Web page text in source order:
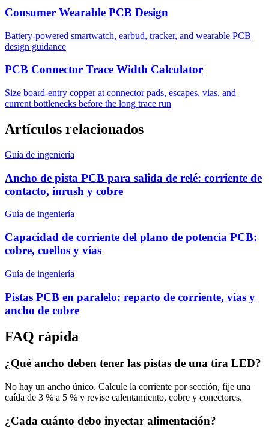
Consumer Wearable PCB Design
Battery-powered smartwatch, earbud, tracker, and wearable PCB
design guidance
PCB Connector Trace Width Calculator
Size board-entry copper at connector pads, escapes, vias, and
current bottlenecks before the long trace run
Artículos relacionados
Guía de ingeniería
Ancho de pista PCB para salida de relé: corriente de
contacto, inrush y cobre
Guía de ingeniería
Capacidad de corriente del plano de potencia PCB:
cobre, cuellos y vías
Guía de ingeniería
Pistas PCB en paralelo: reparto de corriente, vías y
ancho de cobre
FAQ rápida
¿Qué ancho deben tener las pistas de una tira LED?
No hay un ancho único. Calcule la corriente por sección, fije una
caída de 3 % a 5 % y revise calentamiento, cobre y conectores.
¿Cada cuánto debo inyectar alimentación?